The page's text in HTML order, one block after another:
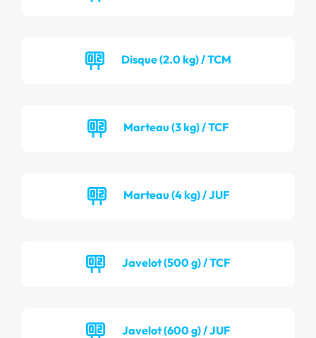
Disque (2.0 kg) / TCM
Marteau (3 kg) / TCF
Marteau (4 kg) / JUF
Javelot (500 g) / TCF
Javelot (600 g) / JUF